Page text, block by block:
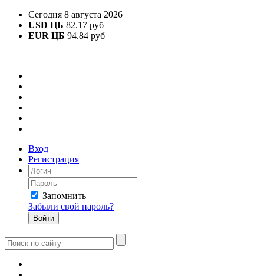
Сегодня 8 августа 2026
USD ЦБ 82.17 руб
EUR ЦБ 94.84 руб
Вход
Регистрация
Запомнить
Забыли свой пароль?